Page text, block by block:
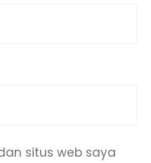
situs web saya